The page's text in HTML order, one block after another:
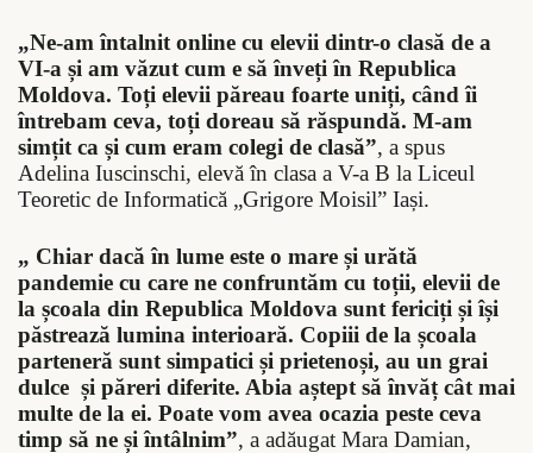
„Ne-am întalnit online cu elevii dintr-o clasă de a
VI-a și am văzut cum e să înveți în Republica
Moldova. Toți elevii păreau foarte uniți, când îi
întrebam ceva, toți doreau să răspundă. M-am
simțit ca și cum eram colegi de clasă”, a spus
Adelina Iuscinschi, elevă în clasa a V-a B la Liceul
Teoretic de Informatică „Grigore Moisil” Iași.
„ Chiar dacă în lume este o mare și urătă
pandemie cu care ne confruntăm cu toții, elevii de
la școala din Republica Moldova sunt fericiți și își
păstrează lumina interioară. Copiii de la școala
parteneră sunt simpatici și prietenoși, au un grai
dulce și păreri diferite. Abia aștept să învăț cât mai
multe de la ei. Poate vom avea ocazia peste ceva
timp să ne și întâlnim”, a adăugat Mara Damian,